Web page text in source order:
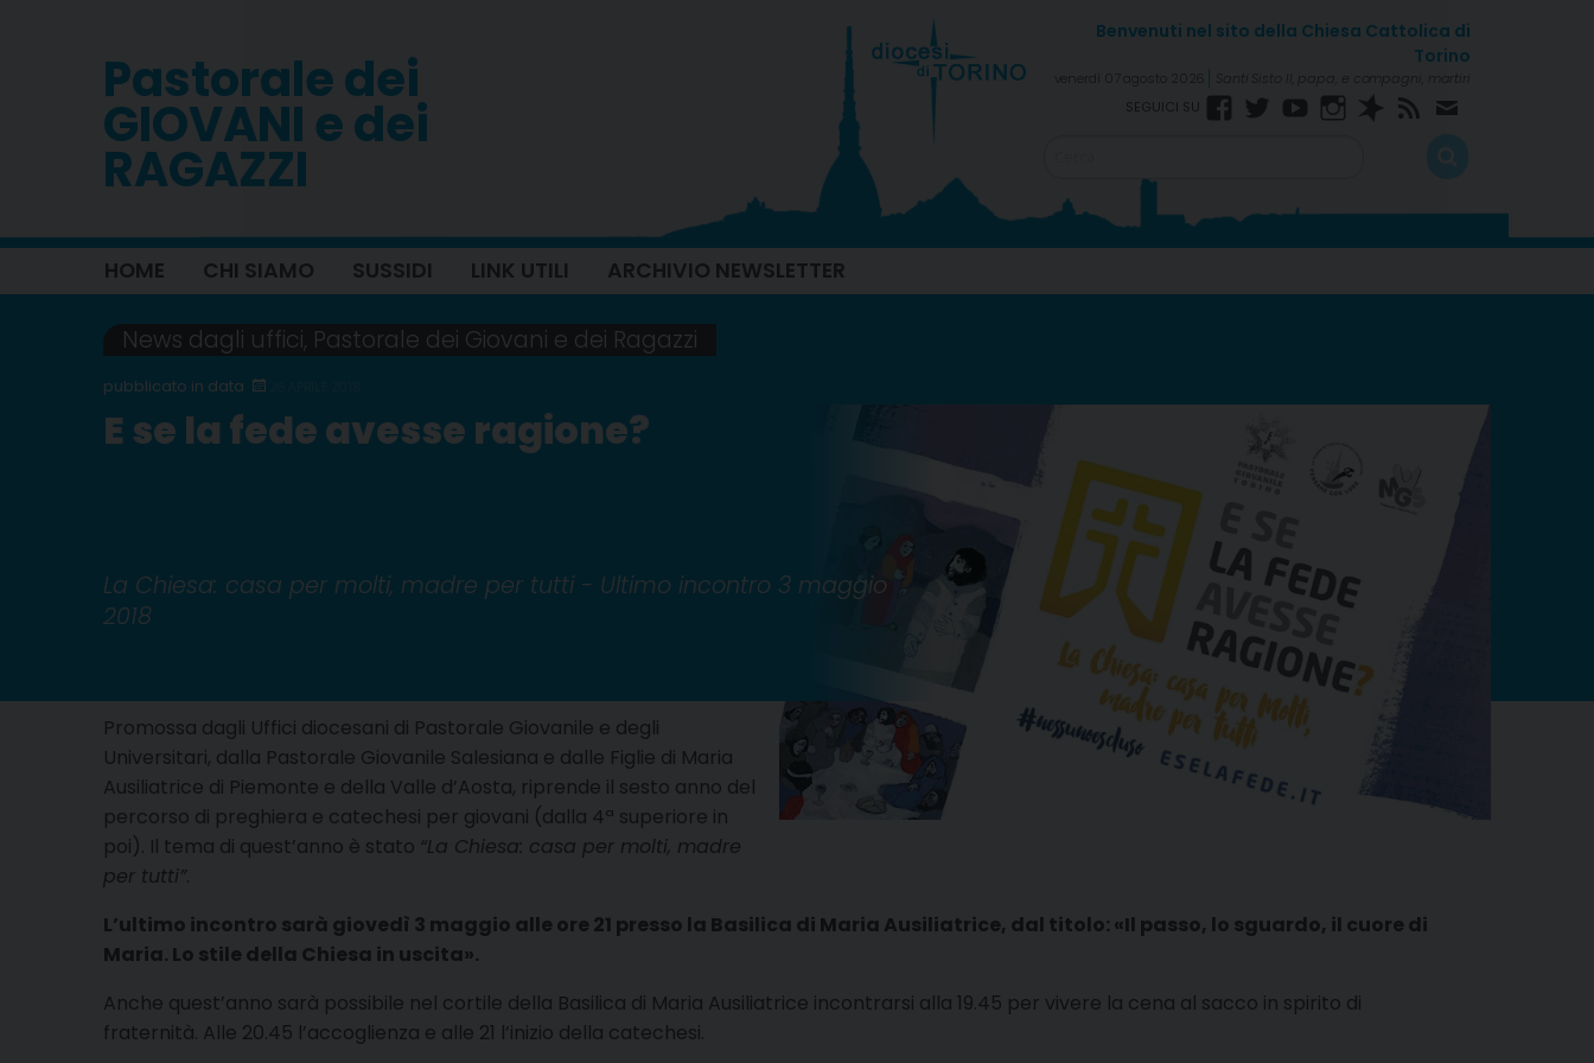
venerdì 07 agosto 2026
Facebook
TwitterYouTubeInstagram
Spreaker
Rss Newsletter
Pastorale dei
GIOVANI e dei
RAGAZZI
HOME CHI SIAMO SUSSIDI LINK UTILI ARCHIVIO NEWSLETTER
News dagli uffici, Pastorale dei Giovani e dei Ragazzi
E se la fede avesse ragione?
La Chiesa: casa per molti, madre per tutti - Ultimo incontro 3 maggio
2018
Promossa dagli Uffici diocesani di Pastorale Giovanile e degli
Universitari, dalla Pastorale Giovanile Salesiana e dalle Figlie di Maria
Ausiliatrice di Piemonte e della Valle d’Aosta, riprende il sesto anno del
percorso di preghiera e catechesi per giovani (dalla 4ª superiore in
poi). Il tema di quest’anno è stato “La Chiesa: casa per molti, madre
per tutti”.
L’ultimo incontro sarà giovedì 3 maggio alle ore 21 presso la Basilica di Maria Ausiliatrice, dal titolo: «Il passo, lo sguardo, il cuore di
Maria. Lo stile della Chiesa in uscita».
Anche quest’anno sarà possibile nel cortile della Basilica di Maria Ausiliatrice incontrarsi alla 19.45 per vivere la cena al sacco in spirito di
fraternità. Alle 20.45 l’accoglienza e alle 21 l’inizio della catechesi.